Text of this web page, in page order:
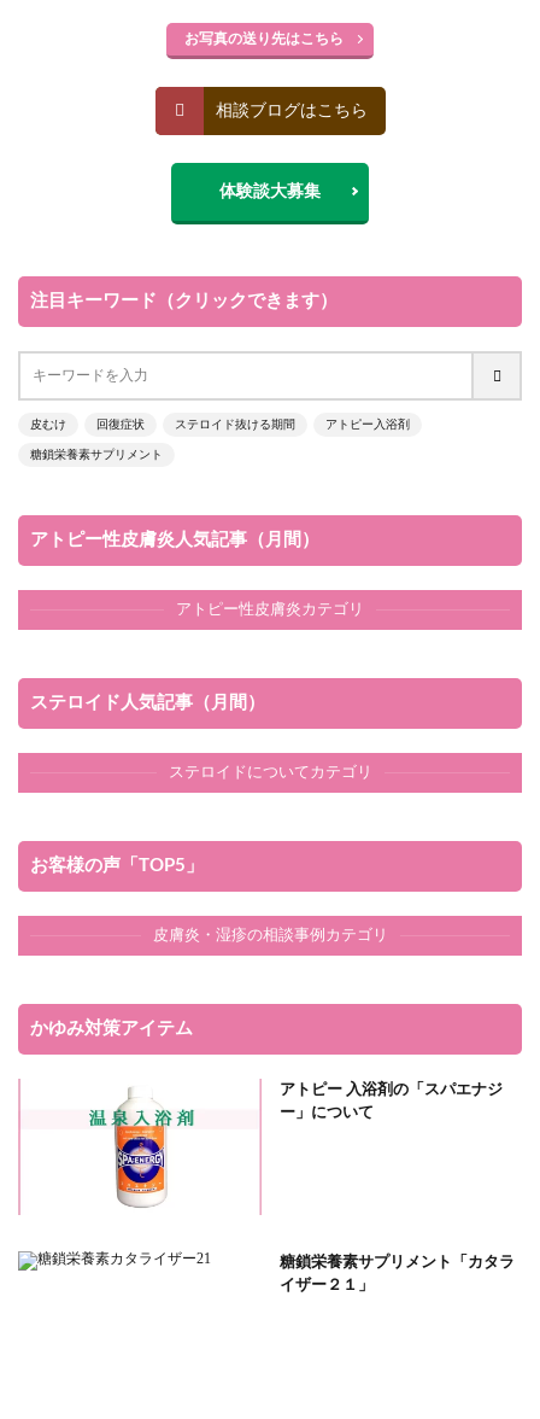
お写真の送り先はこちら
相談ブログはこちら
体験談大募集
注目キーワード（クリックできます）
皮むけ 回復症状 ステロイド抜ける期間 アトピー入浴剤
糖鎖栄養素サプリメント
アトピー性皮膚炎人気記事（月間）
アトピー性皮膚炎カテゴリ
ステロイド人気記事（月間）
ステロイドについてカテゴリ
お客様の声「TOP5」
皮膚炎・湿疹の相談事例カテゴリ
かゆみ対策アイテム
アトピー 入浴剤の「スパエナジ
ー」について
糖鎖栄養素サプリメント「カタラ
イザー２１」